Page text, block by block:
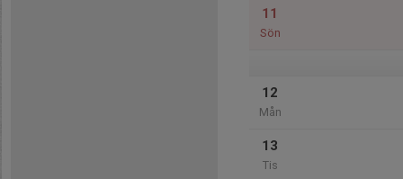
11
Sön
12
Mån
13
Tis